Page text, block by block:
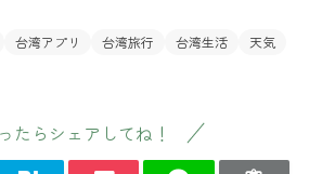
台湾アプリ 台湾旅行 台湾生活
天気
たらシェアしてね！